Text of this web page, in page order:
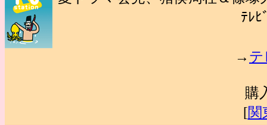
ﾃﾚﾋ
→
購
[関